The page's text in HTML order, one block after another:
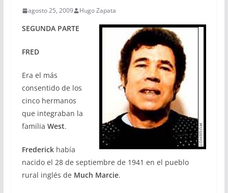
agosto 25, 2009 Hugo Zapata
SEGUNDA PARTE
FRED
Era el más
consentido de los
cinco hermanos
que integraban la
familia West.
Frederick había
nacido el 28 de septiembre de 1941 en el pueblo
rural inglés de Much Marcie.